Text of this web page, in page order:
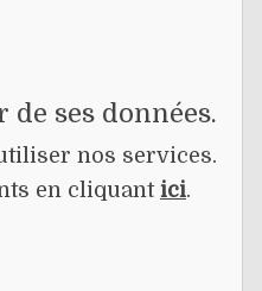
ses données.
nos services.
en cliquant ici.